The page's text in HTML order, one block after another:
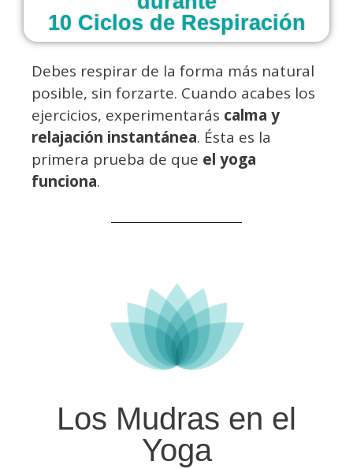
10 Ciclos de Respiración
Debes respirar de la forma más natural
posible, sin forzarte. Cuando acabes los
ejercicios, experimentarás calma y
relajación instantánea. Ésta es la
primera prueba de que el yoga
funciona.
Los Mudras en el
Yoga